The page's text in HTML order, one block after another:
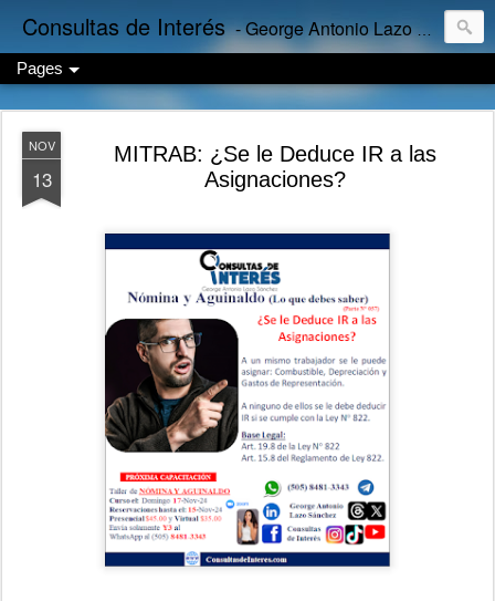
Consultas de Interés - George Antonio Lazo Sánchez
Pages
NOV
13
MITRAB: ¿Se le Deduce IR a las
Asignaciones?